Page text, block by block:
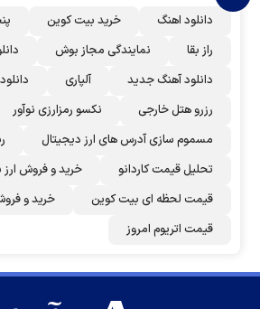
دانلود اهنگ خرید بیت کوین
راز بقا
نمایندگی مجاز بوش
دانلود آهنگ جدید
آلپاری
رزرو هتل خارجی
نکسو رمزارزی نوآور
مسموم سازی آدرس های ارز دیجیتال
تحلیل قیمت کاردانو
خرید و فروش
قیمت لحظه ای بیت کوین
خرید و
قیمت اتریوم امروز